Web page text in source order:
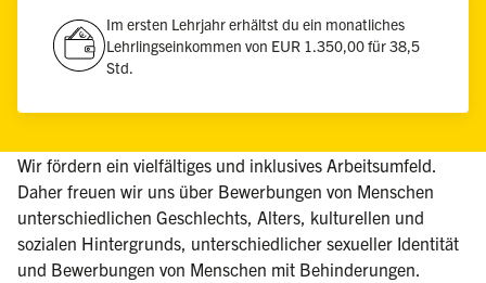
Im ersten Lehrjahr erhältst du ein monatliches
Lehrlingseinkommen von EUR 1.350,00 für 38,5
Std.
Wir fördern ein vielfältiges und inklusives Arbeitsumfeld.
Daher freuen wir uns über Bewerbungen von Menschen
unterschiedlichen Geschlechts, Alters, kulturellen und
sozialen Hintergrunds, unterschiedlicher sexueller Identität
und Bewerbungen von Menschen mit Behinderungen.